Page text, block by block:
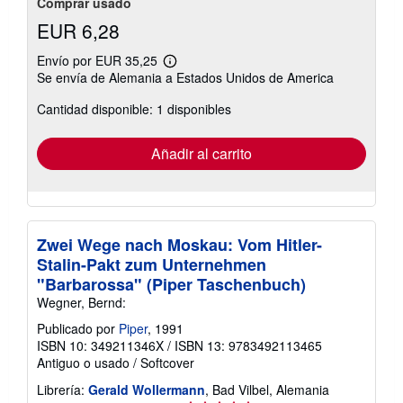
EUR 6,28
Envío por EUR 35,25
Más
información
las
tarifas
envío
Se envía de Alemania a Estados Unidos de America
Cantidad disponible: 1 disponibles
Añadir al carrito
Zwei Wege nach Moskau: Vom Hitler-
Stalin-Pakt zum Unternehmen
"Barbarossa" (Piper Taschenbuch)
Wegner, Bernd:
Publicado por Piper, 1991
ISBN 10: 349211346X / ISBN 13: 9783492113465
Antiguo o usado / Softcover
Librería: Gerald Wollermann, Bad Vilbel, Alemania